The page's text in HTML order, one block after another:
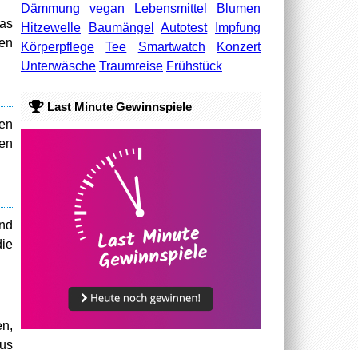
Dämmung vegan Lebensmittel
Blumen
Hitzewelle
Baumängel Autotest
Impfung
Körperpflege
Tee Smartwatch
Konzert
Unterwäsche Traumreise Frühstück
Last Minute Gewinnspiele